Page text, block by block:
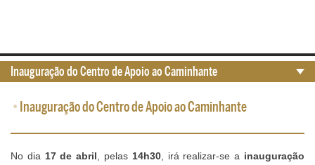
• Inauguração do Centro de Apoio ao Caminhante
No dia 17 de abril , pelas 14h30, irá realizar-se a inauguração
Inauguração do Centro de Apoio ao Caminhante